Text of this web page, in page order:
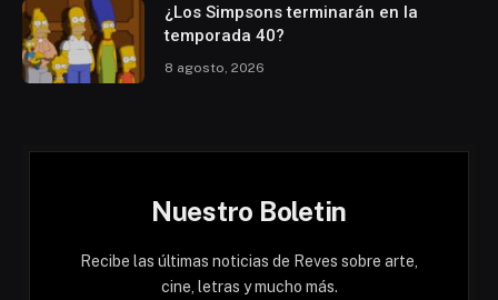
¿Los Simpsons terminarán en la
temporada 40?
8 agosto, 2026
Nuestro Boletin
Recibe las últimas noticias de Reves sobre arte,
cine, letras y mucho más.